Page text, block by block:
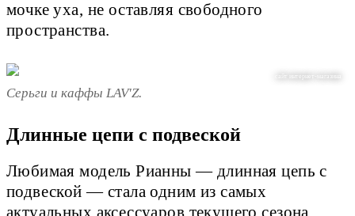
мочке уха, не оставляя свободного
пространства.
сайт интернет-магазина
Серьги и каффы LAV'Z.
Длинные цепи с подвеской
Любимая модель Рианны — длинная цепь с
подвеской — стала одним из самых
актуальных аксессуаров текущего сезона.